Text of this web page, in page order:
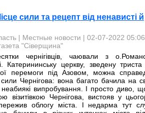
сили та рецепт від ненависті й
| Местные новости | 02-07-2022
"Сіверщина"
чернігівців, чаювали з
Катерининську церкву, зведену триста
перемоги під Азовом, можна
Чернігова: вона багато бачила на
неабиякі випробування. І просто диво,
візитівкою Чернігова, вистояв у
облогу міста. І недарма тут